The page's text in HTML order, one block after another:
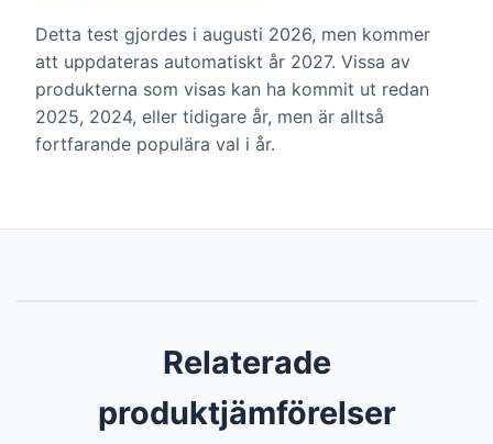
Detta test gjordes i augusti 2026, men kommer
att uppdateras automatiskt år 2027. Vissa av
produkterna som visas kan ha kommit ut redan
2025, 2024, eller tidigare år, men är alltså
fortfarande populära val i år.
Relaterade
produktjämförelser